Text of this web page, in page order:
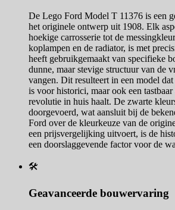
De Lego Ford Model T 11376 is een
het originele ontwerp uit 1908. Elk
hoekige carrosserie tot de
koplampen en de radiator, is met
heeft gebruikgemaakt van specifieke
dunne, maar stevige structuur van de
vangen. Dit resulteert in een model
is voor historici, maar ook een
revolutie in huis haalt. De zwarte
doorgevoerd, wat aansluit bij de
Ford over de kleurkeuze van de
een prijsvergelijking uitvoert, is de
een doorslaggevende factor voor de
🛠️
Geavanceerde bouwervaring